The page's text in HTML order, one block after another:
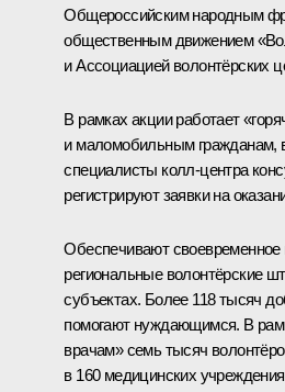
Общероссийским народным
общественным движением
и Ассоциацией волонтёрских
В рамках акции работает
и маломобильным гражданам,
специалисты колл‑центра
регистрируют заявки на
Обеспечивают своевременное
региональные волонтёрские
субъектах. Более 118 тысяч
помогают нуждающимся. В
врачам» семь тысяч
в 160 медицинских